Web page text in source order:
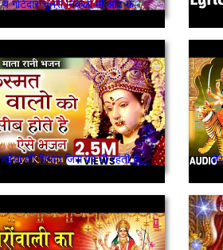
ये गोटेदार चुनरी निकली माँ ओढ़ के,
मईया की किरपा जिस पर भी रहती है